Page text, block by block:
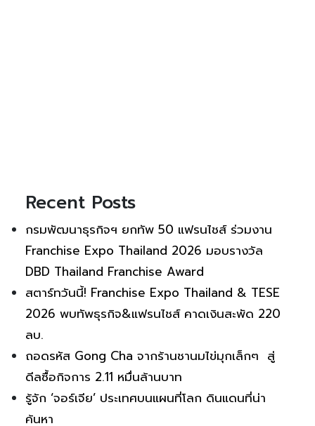
Recent Posts
กรมพัฒนาธุรกิจฯ ยกทัพ 50 แฟรนไชส์ ร่วมงาน
Franchise Expo Thailand 2026 มอบรางวัล
DBD Thailand Franchise Award
สตาร์ทวันนี้! Franchise Expo Thailand & TESE
2026 พบทัพธุรกิจ&แฟรนไชส์ คาดเงินสะพัด 220
ลบ.
ถอดรหัส Gong Cha จากร้านชานมไข่มุกเล็กๆ สู่
ดีลซื้อกิจการ 2.11 หมื่นล้านบาท
รู้จัก ‘จอร์เจีย’ ประเทศบนแผนที่โลก ดินแดนที่น่า
ค้นหา